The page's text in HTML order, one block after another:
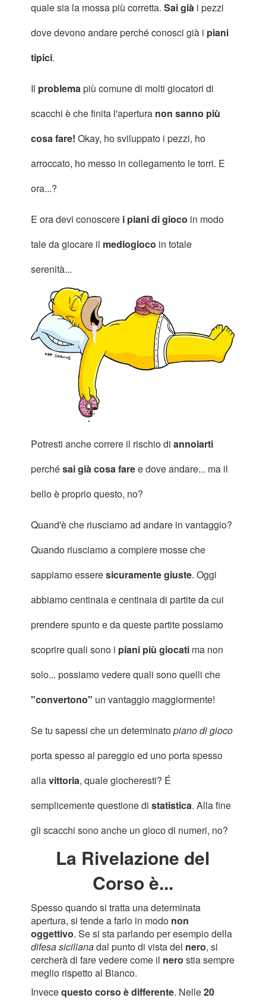
quale sia la mossa più corretta.Sai già i pezzi
dove devono andare perché conosci già i piani
tipici.
Il problemapiù comune di molti giocatori di
scacchi è che finita l'apertura non sanno più
cosa fare!Okay, ho sviluppato i pezzi, ho
arroccato, ho messo in collegamento le torri. E
ora...?
E ora devi conoscere i piani di gioco in modo
tale da giocare il mediogioco in totale
serenità...
Potresti anche correre il rischio diannoiarti
perchésai già cosa faree dove andare... ma il
bello è proprio questo, no?
Quand'è che riusciamo ad andare in vantaggio?
Quando riusciamo a compiere mosse che
sappiamo esseresicuramente giuste. Oggi
abbiamo centinaia e centinaia di partite da cui
prendere spunto e da queste partite possiamo
scoprire quali sono i piani più giocati ma non
solo... possiamo vedere quali sono quelli che
"convertono" un vantaggio maggiormente!
Se tu sapessi che un determinatopiano di gioco
porta spesso al pareggio ed unoporta spesso
allavittoria, quale giocheresti? É
semplicemente questione distatistica. Alla fine
gli scacchi sono anche un gioco di numeri, no?
La Rivelazione del
Corso è...
Spesso quando si tratta una determinata
apertura, si tende a farlo in modo non
oggettivo. Se si sta parlando per esempio della
difesa sicilianadal punto di vista del nero, si
cercherà di fare vedere come il nerostia sempre
meglio rispetto al Bianco.
Invecequesto corso è differente. Nelle20